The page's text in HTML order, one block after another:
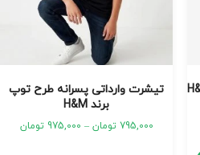
‎‎تیشرت وارداتی پسرانه طرح توپ
برند H&M
795,000 تومان –
975,000 تومان